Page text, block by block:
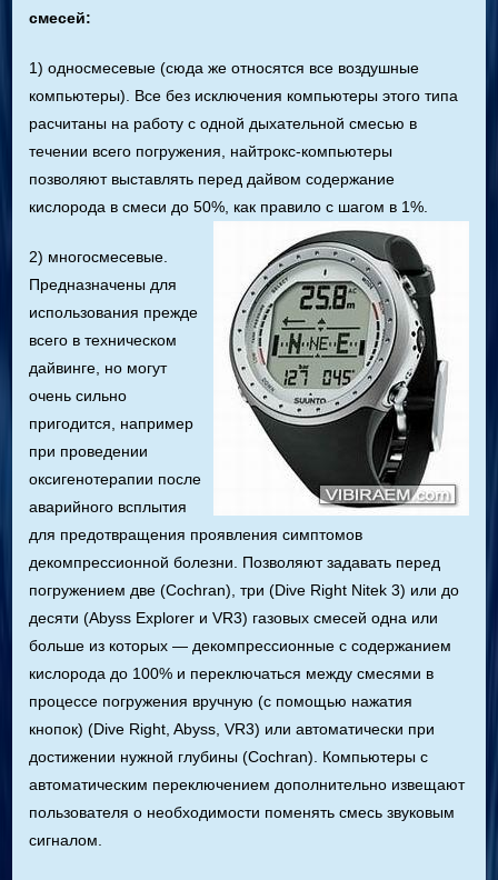
смесей:
1) односмесевые (сюда же относятся все воздушные
компьютеры). Все без исключения компьютеры этого типа
расчитаны на работу с одной дыхательной смесью в
течении всего погружения, найтрокс-компьютеры
позволяют выставлять перед дайвом содержание
кислорода в смеси до 50%, как правило с шагом в 1%.
2) многосмесевые.
Предназначены для
использования прежде
всего в техническом
дайвинге, но могут
очень сильно
пригодится, например
при проведении
оксигенотерапии после
аварийного всплытия
для предотвращения проявления симптомов
декомпрессионной болезни. Позволяют задавать перед
погружением две (Cochran), три (Dive Right Nitek 3) или до
десяти (Abyss Explorer и VR3) газовых смесей одна или
больше из которых — декомпрессионные с содержанием
кислорода до 100% и переключаться между смесями в
процессе погружения вручную (с помощью нажатия
кнопок) (Dive Right, Abyss, VR3) или автоматически при
достижении нужной глубины (Cochran). Компьютеры с
автоматическим переключением дополнительно извещают
пользователя о необходимости поменять смесь звуковым
сигналом.